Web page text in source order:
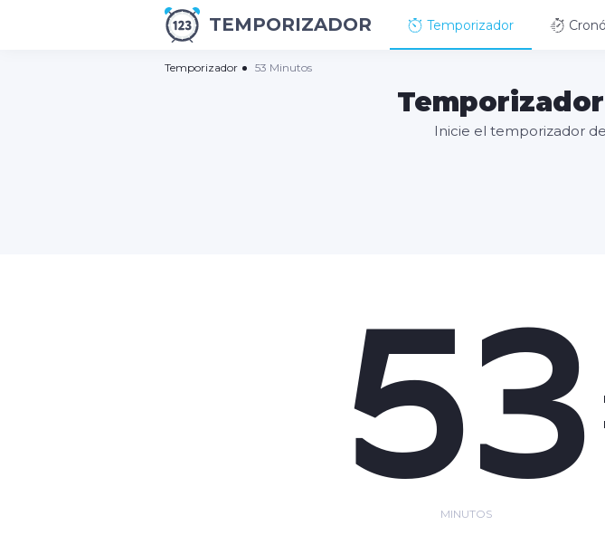
TEMPORIZADOR Temporizador
Temporizador 53 Minutos
Inicie el temporizador
53
MINUTOS